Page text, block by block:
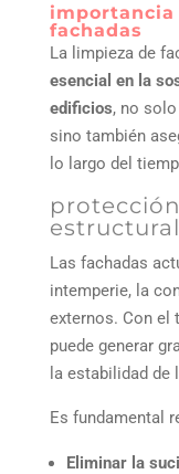
fachadas
La limpieza de
esencial en la
edificios, no
sino también
lo largo del
estructural
Las fachadas
intemperie, la
externos. Con el
puede generar
la estabilidad de
Es fundamental
Eliminar la